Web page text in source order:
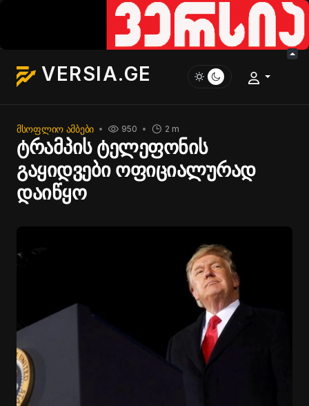
VERSIA.GE
ᲛᲡᲝᲤᲚᲘᲝ ᲐᲛᲑᲔᲑᲘ 2 m
950
ტრამპის ტელეფონის
გაყიდვები ოფიციალურად
დაიწყო